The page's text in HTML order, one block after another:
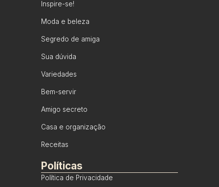
Inspire-se!
Moda e beleza
Segredo de amiga
Sua dúvida
Variedades
Bem-servir
Amigo secreto
Casa e organização
Receitas
Políticas
Política de Privacidade